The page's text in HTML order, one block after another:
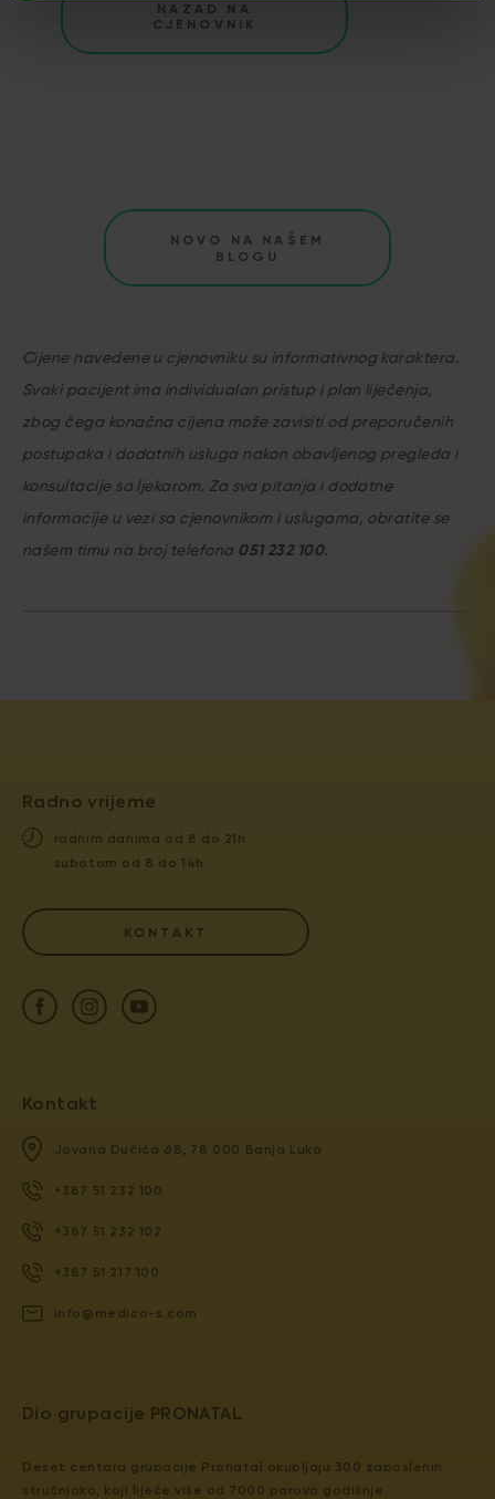
NAZAD NA
CJENOVNIK
NOVO NA NAŠEM
BLOGU
Cijene navedene u cjenovniku su informativnog karaktera.
Svaki pacijent ima individualan pristup i plan liječenja,
zbog čega konačna cijena može zavisiti od preporučenih
postupaka i dodatnih usluga nakon obavljenog pregleda i
konsultacije sa ljekarom. Za sva pitanja i dodatne
informacije u vezi sa cjenovnikom i uslugama, obratite se
našem timu na broj telefona 051 232 100.
Dio grupacije PRONATAL
Deset centara grupacije Pronatal okupljaju 300 zaposlenih
stručnjaka, koji liječe više od 7000 parova godišnje.
Kontakt
Jovana Dučića 68, 78 000 Banja Luka
+387 51 232 100
+387 51 232 102
+387 51 217 100
info@medico-s.com
Radno vrijeme
radnim danima od 8 do 21h
subotom od 8 do 14h
KONTAKT